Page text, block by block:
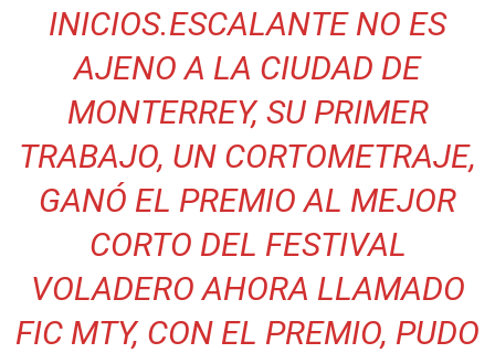
INICIOS.ESCALANTE NO ES
AJENO A LA CIUDAD DE
MONTERREY, SU PRIMER
TRABAJO, UN CORTOMETRAJE,
GANÓ EL PREMIO AL MEJOR
CORTO DEL FESTIVAL
VOLADERO AHORA LLAMADO
FIC MTY, CON EL PREMIO, PUDO